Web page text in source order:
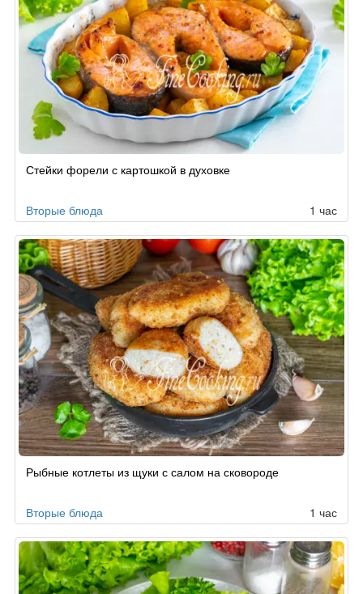
Стейки форели с картошкой в духовке
Вторые блюда 1 час
Рыбные котлеты из щуки с салом на сковороде
Вторые блюда 1 час